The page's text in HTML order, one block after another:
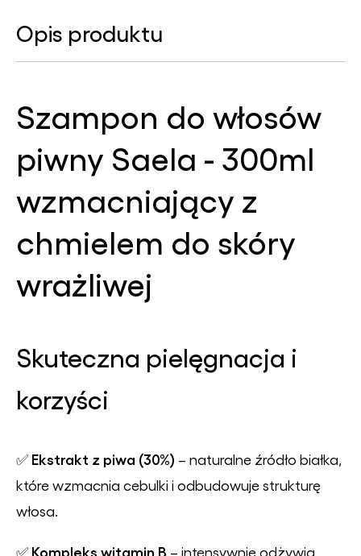
Opis produktu
Szampon do włosów
piwny Saela - 300ml
wzmacniający z
chmielem do skóry
wrażliwej
Skuteczna pielęgnacja i
korzyści
✅ Ekstrakt z piwa (30%) – naturalne źródło białka,
które wzmacnia cebulki i odbudowuje strukturę
włosa.
✅ Kompleks witamin B – intensywnie odżywia